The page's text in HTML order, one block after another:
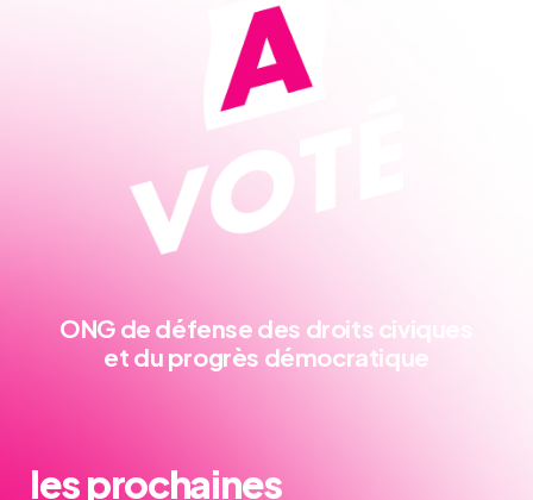
ONG de défense des droits civiques
et du progrès démocratique
les prochaines